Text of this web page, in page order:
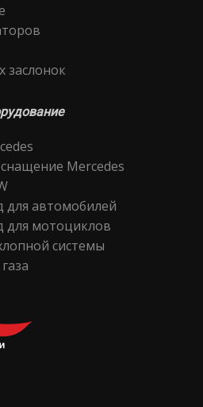
заслонок
Mercedes
автомобилей
для мотоциклов
системы